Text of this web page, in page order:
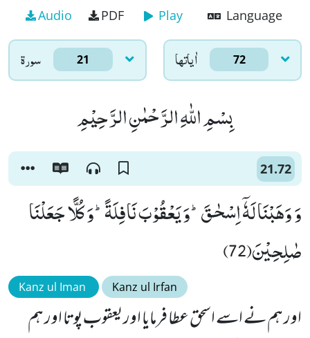
Audio PDF Play Language
سورۃ 21 اٰياتها 72
بِسْمِ اللّٰهِ الرَّحْمٰنِ الرَّحِیْمِ
21.72
وَ وَهَبْنَا لَهٗۤ اِسْحٰقَؕ-وَ یَعْقُوْبَ نَافِلَةًؕ-وَ كُلًّا جَعَلْنَا
صٰلِحِیْنَ(72)
Kanz ul Iman Kanz ul Irfan
اور ہم نے اسے اسحق عطا فرمایا اور یعقوب پوتا اور ہم